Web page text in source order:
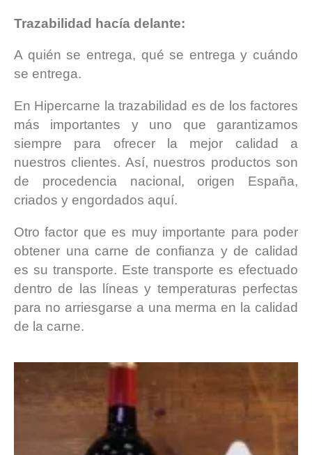
Trazabilidad hacía delante:
A quién se entrega, qué se entrega y cuándo
se entrega.
En Hipercarne la trazabilidad es de los factores
más importantes y uno que garantizamos
siempre para ofrecer la mejor calidad a
nuestros clientes. Así, nuestros productos son
de procedencia nacional, origen España,
criados y engordados aquí.
Otro factor que es muy importante para poder
obtener una carne de confianza y de calidad
es su transporte. Este transporte es efectuado
dentro de las líneas y temperaturas perfectas
para no arriesgarse a una merma en la calidad
de la carne.